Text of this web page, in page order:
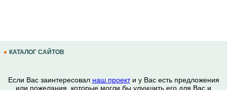
КАТАЛОГ САЙТОВ
Если Вас заинтересовал наш проекти у Вас есть предложения
или пожелания, которые могли бы улучшить его для Вас и